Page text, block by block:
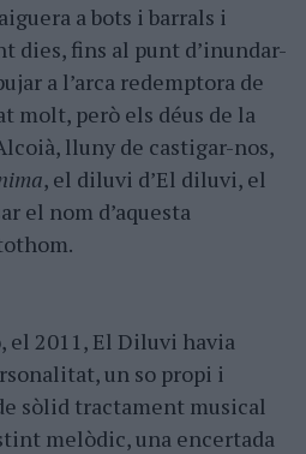
a bots i barrals i
dies, fins al punt d’inundar-
a l’arca redemptora de
molt, però els déus de la
lluny de castigar-nos,
, el diluvi d’El diluvi, el
el nom d’aquesta
el 2011, El Diluvi havia
un so propi i
sòlid tractament musical
melòdic, una encertada